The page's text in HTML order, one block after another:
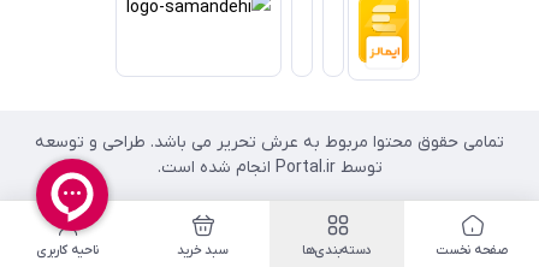
تمامی حقوق محتوا مربوط به عرش تحریر می باشد. طراحی و توسعه
توسط Portal.ir انجام شده است.
صفحه نخست دسته‌بندی‌ها سبد خرید ناحیه کاربری